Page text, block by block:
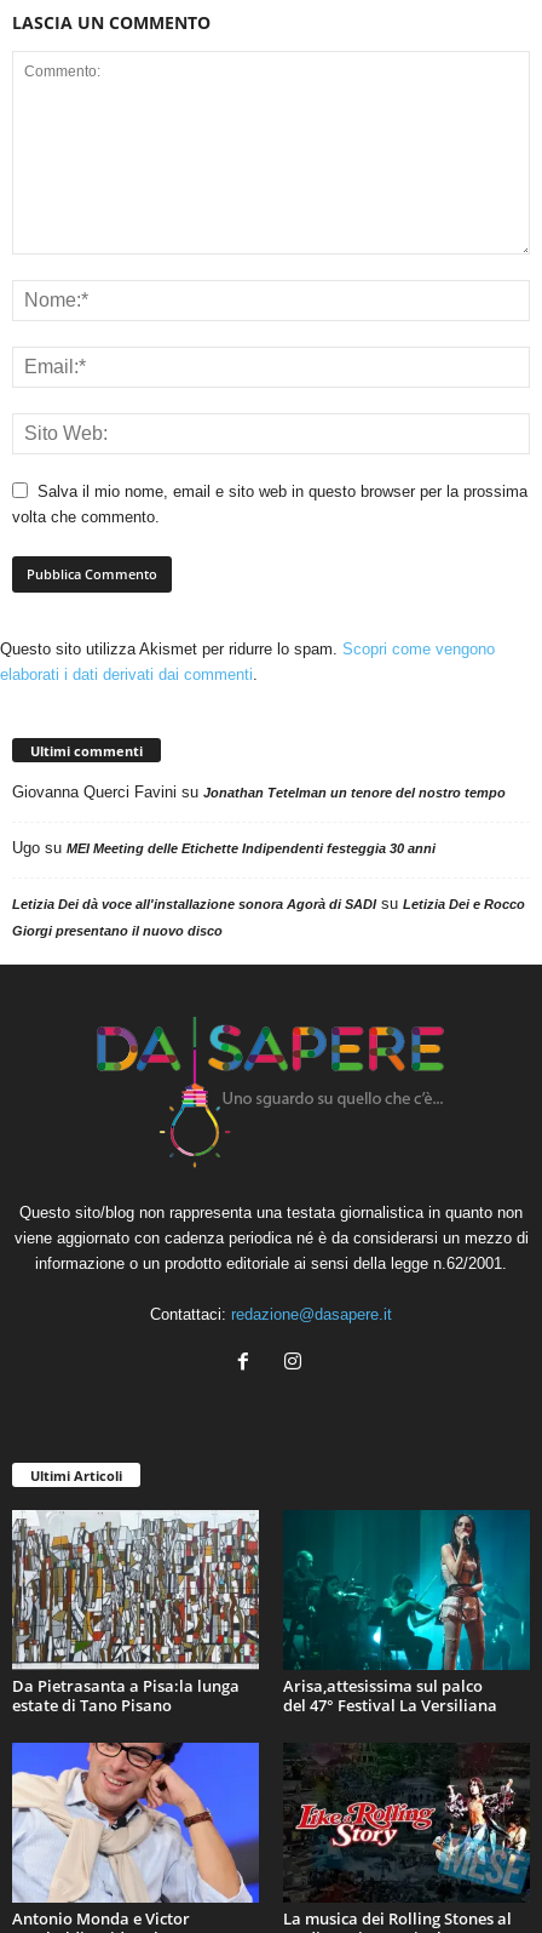
LASCIA UN COMMENTO
Salva il mio nome, email e sito web in questo browser per la prossima
volta che commento.
Questo sito utilizza Akismet per ridurre lo spam. Scopri come vengono
elaborati i dati derivati dai commenti.
Ultimi commenti
Giovanna Querci Favini su Jonathan Tetelman un tenore del nostro tempo
Ugo su MEI Meeting delle Etichette Indipendenti festeggia 30 anni
Letizia Dei dà voce all'installazione sonora Agorà di SADIsu Letizia Dei e Rocco
Giorgi presentano il nuovo disco
Questo sito/blog non rappresenta una testata giornalistica in quanto non
viene aggiornato con cadenza periodica né è da considerarsi un mezzo di
informazione o un prodotto editoriale ai sensi della legge n.62/2001.
Contattaci: redazione@dasapere.it
Ultimi Articoli
Da Pietrasanta a Pisa:la lunga
estate di Tano Pisano
Arisa,attesissima sul palco
del 47° Festival La Versiliana
Antonio Monda e Victor
La musica dei Rolling Stones al